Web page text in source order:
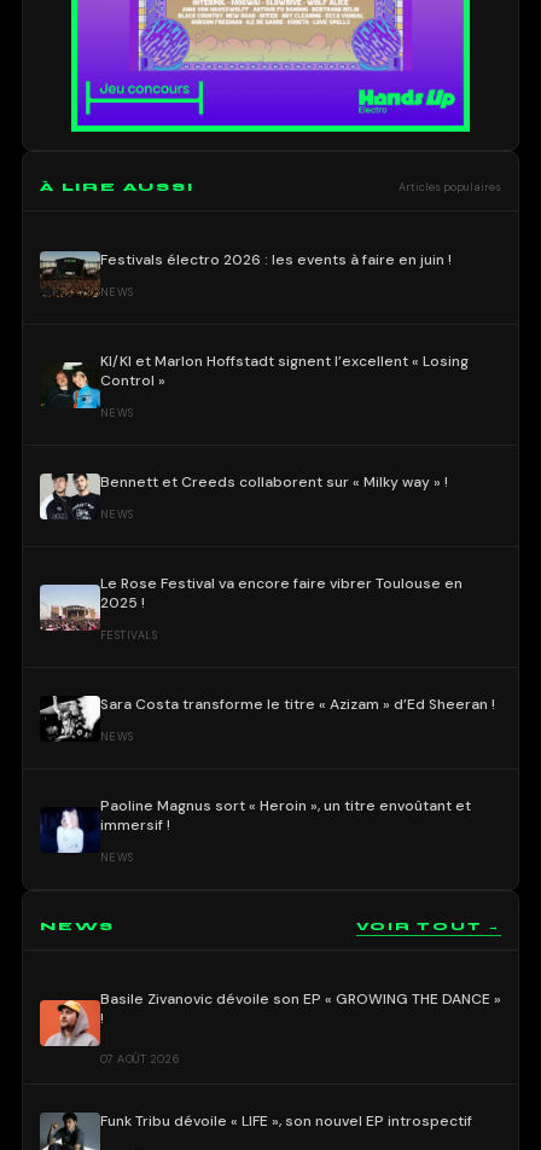
À LIRE AUSSI Articles populaires
Festivals électro 2026 : les events à faire en juin !
NEWS
KI/KI et Marlon Hoffstadt signent l’excellent « Losing
Control »
NEWS
Bennett et Creeds collaborent sur « Milky way » !
NEWS
Le Rose Festival va encore faire vibrer Toulouse en
2025 !
FESTIVALS
Sara Costa transforme le titre « Azizam » d’Ed Sheeran !
NEWS
Paoline Magnus sort « Heroin », un titre envoûtant et
immersif !
NEWS
NEWS VOIR TOUT →
Basile Zivanovic dévoile son EP « GROWING THE DANCE »
!
07 AOÛT 2026
Funk Tribu dévoile « LIFE », son nouvel EP introspectif